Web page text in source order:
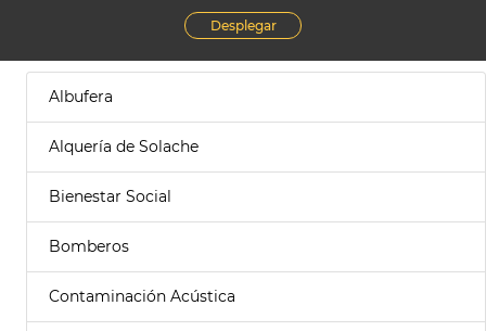
Desplegar
Albufera
Alquería de Solache
Bienestar Social
Bomberos
Contaminación Acústica